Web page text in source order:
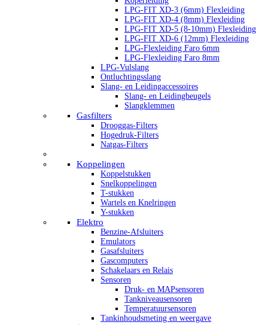
LPG-FIT XD-3 (6mm) Flexleiding
LPG-FIT XD-4 (8mm) Flexleiding
LPG-FIT XD-5 (8-10mm) Flexleiding
LPG-FIT XD-6 (12mm) Flexleiding
LPG-Flexleiding Faro 6mm
LPG-Flexleiding Faro 8mm
LPG-Vulslang
Ontluchtingsslang
Slang- en Leidingaccessoires
Slang- en Leidingbeugels
Slangklemmen
Gasfilters
Drooggas-Filters
Hogedruk-Filters
Natgas-Filters
Koppelingen
Koppelstukken
Snelkoppelingen
T-stukken
Wartels en Knelringen
Y-stukken
Elektro
Benzine-Afsluiters
Emulators
Gasafsluiters
Gascomputers
Schakelaars en Relais
Sensoren
Druk- en MAPsensoren
Tankniveausensoren
Temperatuursensoren
Tankinhoudsmeting en weergave